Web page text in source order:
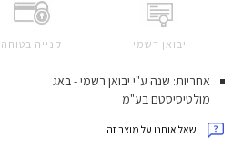
יבואן רשמי קנייה בטוחה
אחריות: שנה ע"י יבואן רשמי - באג
מולטיסיסטם בע"מ
שאל אותנו על מוצר זה